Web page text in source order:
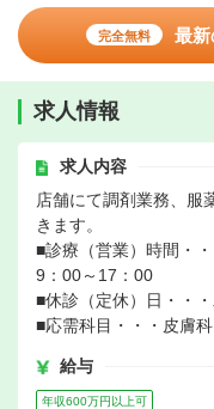
完全無料 最
求人情報
求人内容
店舗にて調剤業務、服
きます。
■診療（営業）時間・
9：00～17：00
■休診（定休）日・・
■応需科目・・・皮膚
給与
年収600万円以上可